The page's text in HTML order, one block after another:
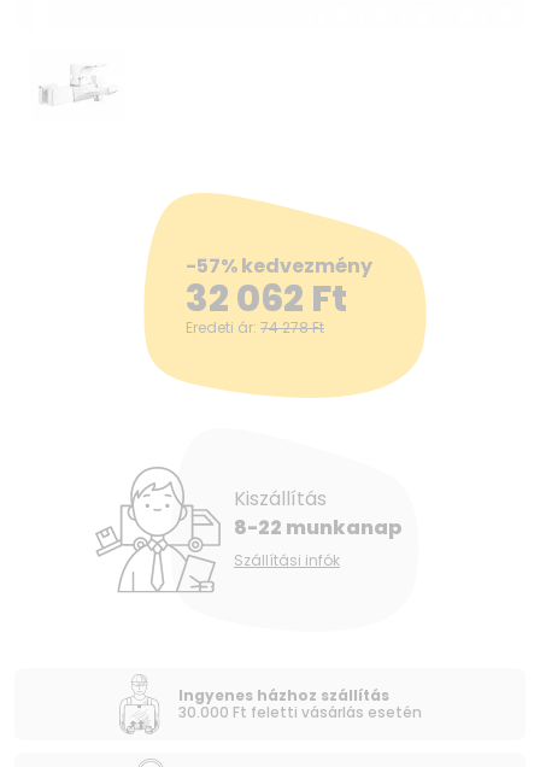
-57% kedvezmény
32 062 Ft
Eredeti ár: 74 278Ft
Kiszállítás
8-22 munkanap
Szállítási infók
Ingyenes házhoz szállítás
30.000 Ft feletti vásárlás esetén